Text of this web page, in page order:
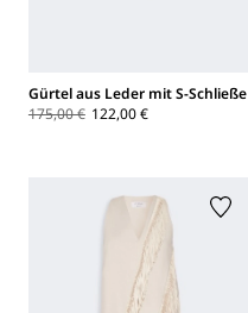
Gürtel aus Leder mit S-Schließe
175,00 € 122,00 €